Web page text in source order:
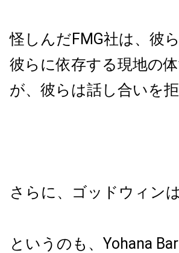
怪しんだFMG社は、彼
彼らに依存する現地の
が、彼らは話し合いを拒
さらに、ゴッドウィン
というのも、 Yohana